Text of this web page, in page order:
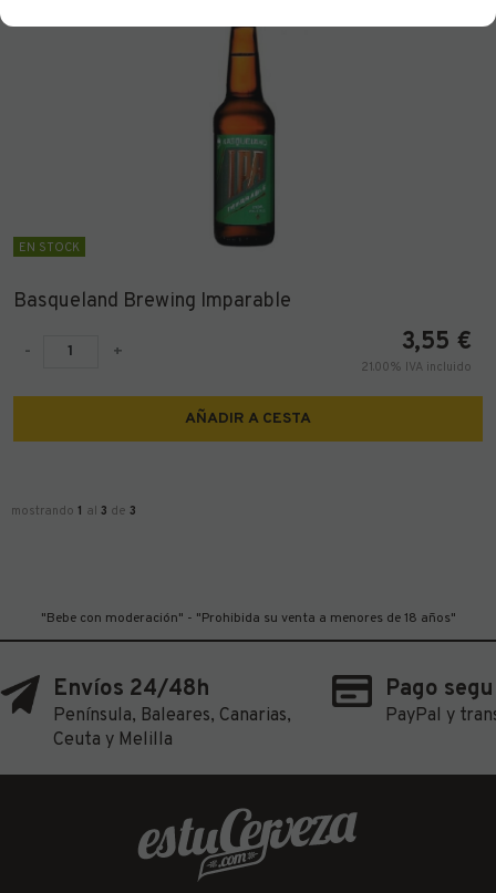
EN STOCK
Basqueland Brewing Imparable
3,55 €
21.00% IVA incluido
- +
AÑADIR A CESTA
mostrando 1 al 3 de 3
"Bebe con moderación" - "Prohibida su venta a menores de 18 años"
Envíos 24/48h
Península, Baleares, Canarias,
Ceuta y Melilla
Pago
PayPal y